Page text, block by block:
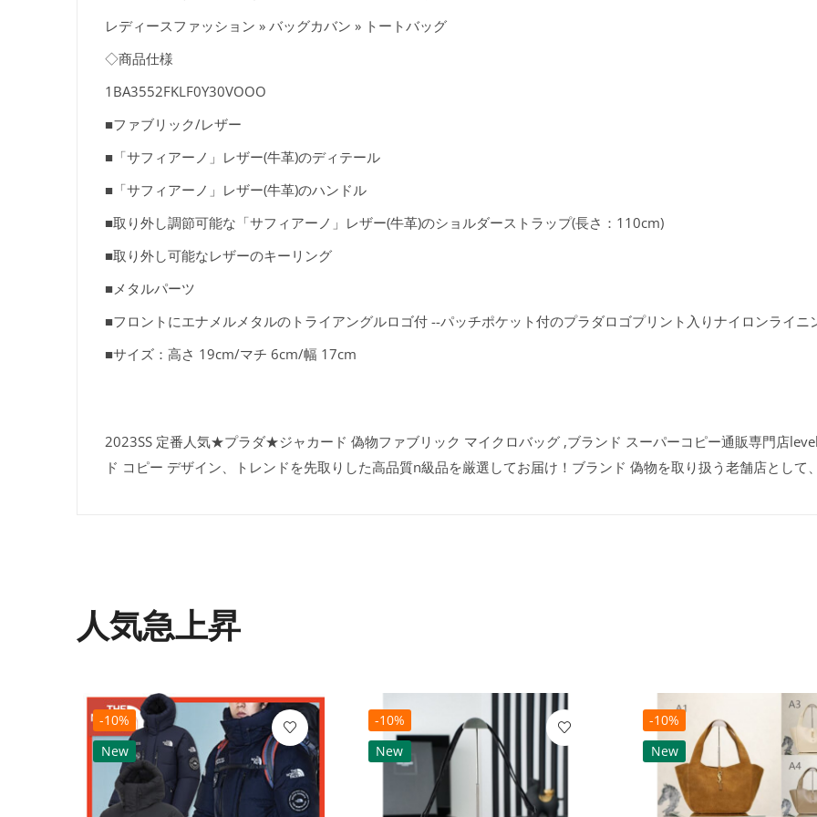
レディースファッション » バッグカバン » トートバッグ
◇商品仕様
1BA3552FKLF0Y30VOOO
■ファブリック/レザー
■「サフィアーノ」レザー(牛革)のディテール
■「サフィアーノ」レザー(牛革)のハンドル
■取り外し調節可能な「サフィアーノ」レザー(牛革)のショルダーストラップ(長さ：110cm)
■取り外し可能なレザーのキーリング
■メタルパーツ
■フロントにエナメルメタルのトライアングルロゴ付 --パッチポケット付のプラダロゴプリント入りナイロンライニ
■サイズ：高さ 19cm/マチ 6cm/幅 17cm
2023SS 定番人気★プラダ★ジャカード 偽物ファブリック マイクロバッグ ,ブランド スーパーコピー通販専門店
ド コピー デザイン、トレンドを先取りした高品質n級品を厳選してお届け！ブランド 偽物を取り扱う老舗店として
人気急上昇
-10%
New
-10%
New
-10%
New